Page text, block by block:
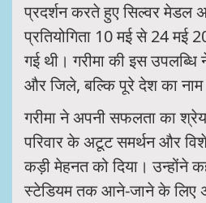
प्रदर्शन करते हुए सिल्वर मेडल
प्रतियोगिता 10 मई से 24 मई
गई थी। गरीमा की इस
और जिले, बल्कि पूरे देश का नाम
गरीमा ने अपनी सफलता का
परिवार के अटूट समर्थन और
कड़ी मेहनत को दिया। उन्होंने
स्टेडियम तक आने-जाने के लिए